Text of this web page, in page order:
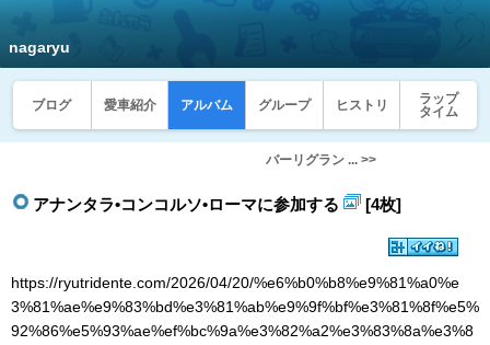
nagaryu
ブログ 愛車紹介 アルバム グループ ヒストリ
ラップ
タイム
バーリグラン ... >>
アナンタラ•コンコルソ•ローマに参加する [4枚]
https://ryutridente.com/2026/04/20/%e6%b0%b8%e9%81%a0%e
3%81%ae%e9%83%bd%e3%81%ab%e9%9f%bf%e3%81%8f%e5%
92%86%e5%93%ae%ef%bc%9a%e3%82%a2%e3%83%8a%e3%8